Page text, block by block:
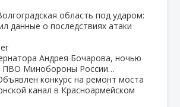
область под ударом:
данные о последствиях атаки
Андрея Бочарова, ночью
ПВО Минобороны России…
конкурс на ремонт моста
канал в Красноармейском